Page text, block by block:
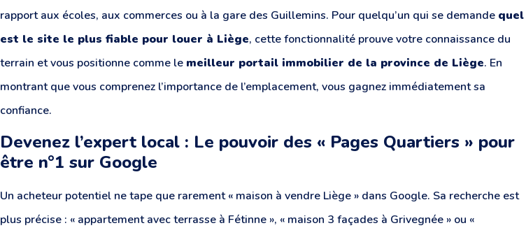
rapport aux écoles, aux commerces ou à la gare des Guillemins. Pour quelqu’un qui se demande quel
est le site le plus fiable pour louer à Liège, cette fonctionnalité prouve votre connaissance du
terrain et vous positionne comme le meilleur portail immobilier de la province de Liège. En
montrant que vous comprenez l’importance de l’emplacement, vous gagnez immédiatement sa
confiance.
Devenez l’expert local : Le pouvoir des « Pages Quartiers » pour
être n°1 sur Google
Un acheteur potentiel ne tape que rarement « maison à vendre Liège » dans Google. Sa recherche est
plus précise : « appartement avec terrasse à Fétinne », « maison 3 façades à Grivegnée » ou «